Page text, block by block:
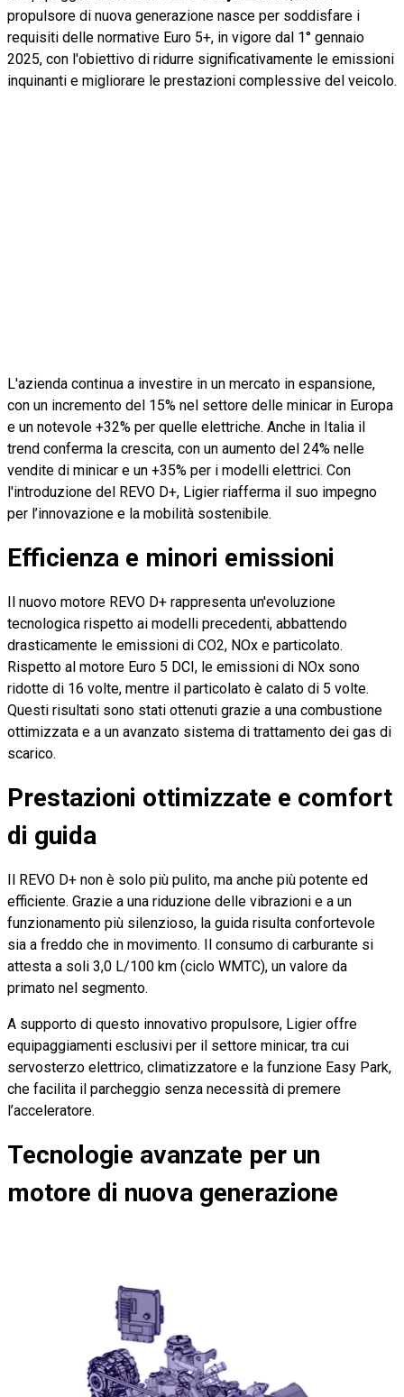
propulsore di nuova generazione nasce per soddisfare i
requisiti delle normative Euro 5+, in vigore dal 1° gennaio
2025, con l'obiettivo di ridurre significativamente le emissioni
inquinanti e migliorare le prestazioni complessive del veicolo.
L'azienda continua a investire in un mercato in espansione,
con un incremento del 15% nel settore delle minicar in Europa
e un notevole +32% per quelle elettriche. Anche in Italia il
trend conferma la crescita, con un aumento del 24% nelle
vendite di minicar e un +35% per i modelli elettrici. Con
l'introduzione del REVO D+, Ligier riafferma il suo impegno
per l’innovazione e la mobilità sostenibile.
Efficienza e minori emissioni
Il nuovo motore REVO D+ rappresenta un'evoluzione
tecnologica rispetto ai modelli precedenti, abbattendo
drasticamente le emissioni di CO2, NOx e particolato.
Rispetto al motore Euro 5 DCI, le emissioni di NOx sono
ridotte di 16 volte, mentre il particolato è calato di 5 volte.
Questi risultati sono stati ottenuti grazie a una combustione
ottimizzata e a un avanzato sistema di trattamento dei gas di
scarico.
Prestazioni ottimizzate e comfort
di guida
Il REVO D+ non è solo più pulito, ma anche più potente ed
efficiente. Grazie a una riduzione delle vibrazioni e a un
funzionamento più silenzioso, la guida risulta confortevole
sia a freddo che in movimento. Il consumo di carburante si
attesta a soli 3,0 L/100 km (ciclo WMTC), un valore da
primato nel segmento.
A supporto di questo innovativo propulsore, Ligier offre
equipaggiamenti esclusivi per il settore minicar, tra cui
servosterzo elettrico, climatizzatore e la funzione Easy Park,
che facilita il parcheggio senza necessità di premere
l’acceleratore.
Tecnologie avanzate per un
motore di nuova generazione